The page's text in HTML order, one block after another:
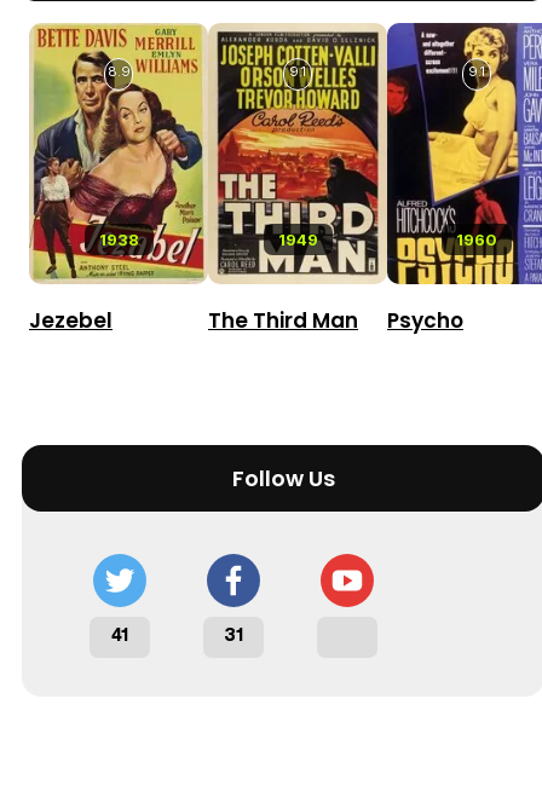
1938
8.9
Jezebel
1949
9.1
The Third Man
1960
9.1
Psycho
Follow Us
41 31